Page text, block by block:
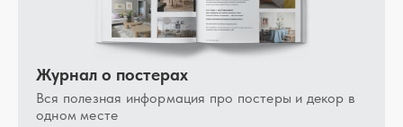
Журнал о постерах
Вся полезная информация про постеры и декор в
одном месте